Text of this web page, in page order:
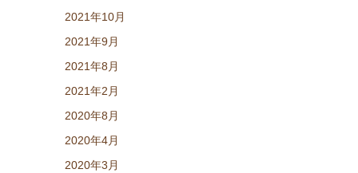
2021年10月
2021年9月
2021年8月
2021年2月
2020年8月
2020年4月
2020年3月